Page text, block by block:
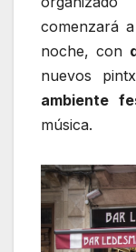
comenzará
noche, con
nuevos
ambiente
música.